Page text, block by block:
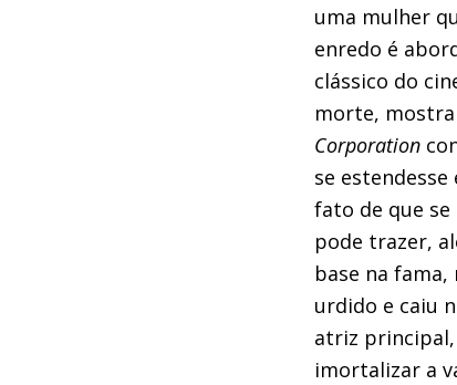
uma mulher
enredo é
clássico do
morte,
Corporation
se
fato de que
pode trazer,
base na
urdido e caiu
atriz principal,
imortalizar a